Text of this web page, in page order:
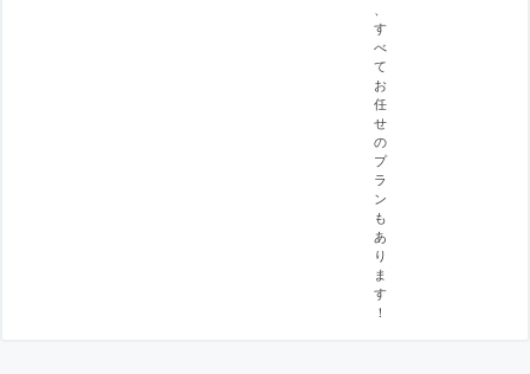
す
べ
て
お
任
せ
の
プ
ラ
ン
も
あ
り
ま
す
！